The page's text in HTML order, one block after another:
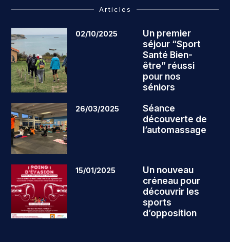
Articles
02/10/2025
Un premier
séjour “Sport
Santé Bien-
être” réussi
pour nos
séniors
26/03/2025
Séance
découverte de
l’automassage
15/01/2025
Un nouveau
créneau pour
découvrir les
sports
d’opposition